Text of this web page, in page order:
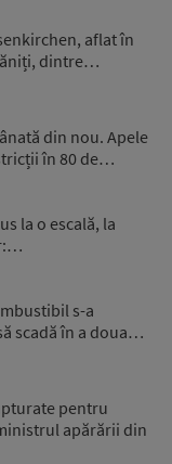
aflat în
dintre…
din nou. Apele
în 80 de…
la o escală, la
s-a
scadă în a doua…
pentru
apărării din